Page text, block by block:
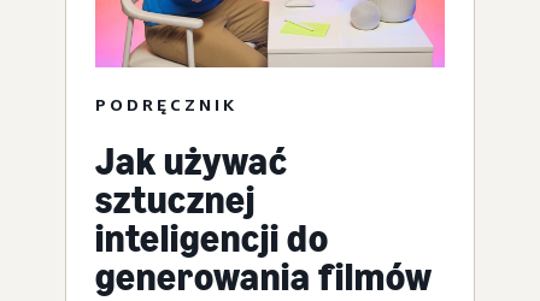
PODRĘCZNIK
Jak używać
sztucznej
inteligencji do
generowania filmów